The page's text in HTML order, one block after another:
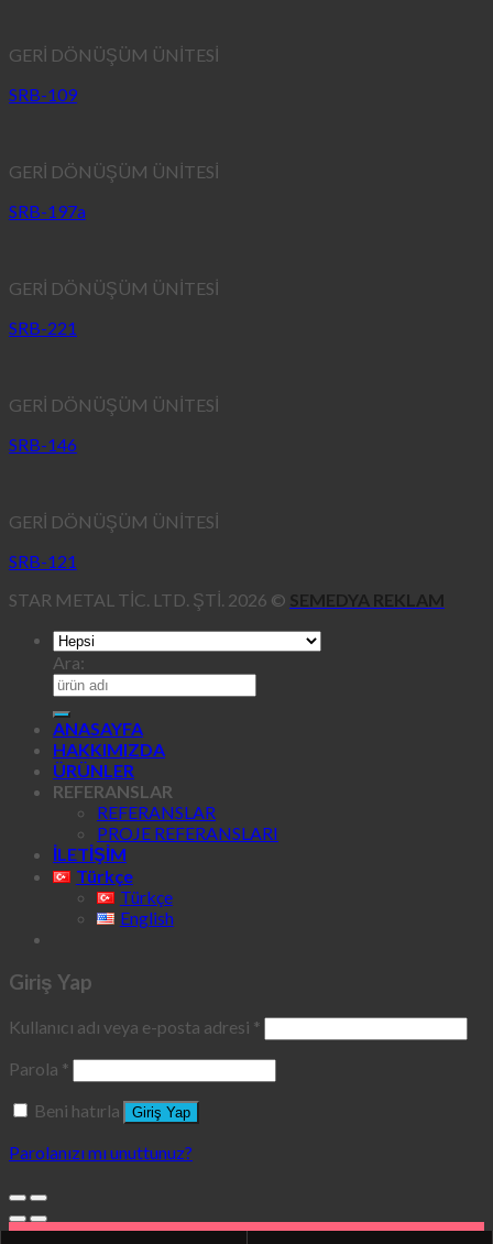
GERİ DÖNÜŞÜM ÜNİTESİ
SRB-109
GERİ DÖNÜŞÜM ÜNİTESİ
SRB-197a
GERİ DÖNÜŞÜM ÜNİTESİ
SRB-221
GERİ DÖNÜŞÜM ÜNİTESİ
SRB-146
GERİ DÖNÜŞÜM ÜNİTESİ
SRB-121
STAR METAL TİC. LTD. ŞTİ. 2026 © SEMEDYA REKLAM
Ara:
ANASAYFA
HAKKIMIZDA
ÜRÜNLER
REFERANSLAR
REFERANSLAR
PROJE REFERANSLARI
İLETİŞİM
Türkçe
Türkçe
English
Giriş Yap
Kullanıcı adı veya e-posta adresi *
Parola *
Beni hatırla
Giriş Yap
Parolanızı mı unuttunuz?